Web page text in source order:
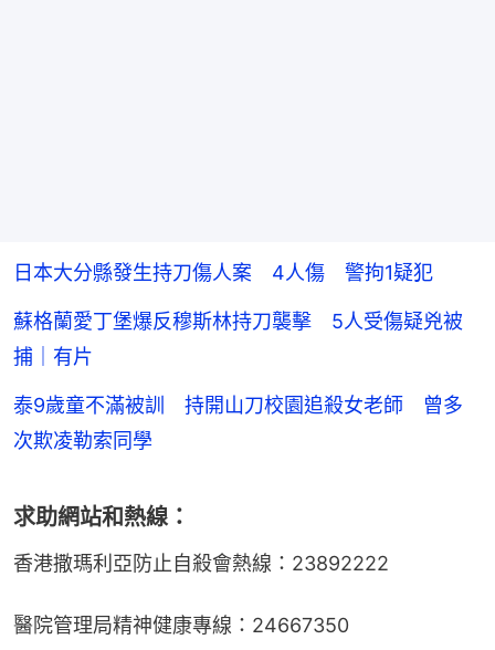
日本大分縣發生持刀傷人案 4人傷 警拘1疑犯
蘇格蘭愛丁堡爆反穆斯林持刀襲擊 5人受傷疑兇被
捕｜有片
泰9歲童不滿被訓 持開山刀校園追殺女老師 曾多
次欺凌勒索同學
求助網站和熱線：
香港撒瑪利亞防止自殺會熱線：23892222
醫院管理局精神健康專線：24667350